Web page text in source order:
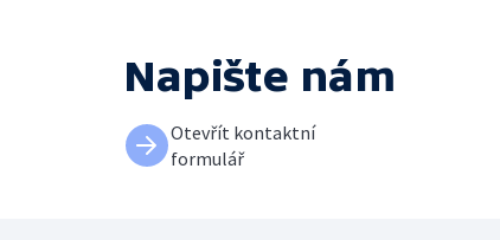
Napište nám
Otevřít kontaktní
formulář